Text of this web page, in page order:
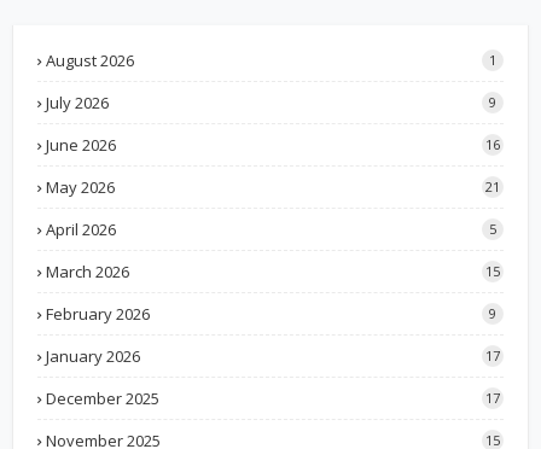
August 2026 1
July 2026 9
June 2026 16
May 2026 21
April 2026 5
March 2026 15
February 2026 9
January 2026 17
December 2025 17
November 2025 15